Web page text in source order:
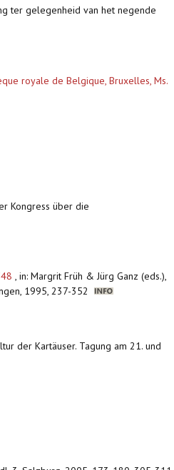
ter gelegenheid van het negende
royale de Belgique, Bruxelles, Ms.
Kongress über die
, in: Margrit Früh & Jürg Ganz (eds.),
1995, 237-352
der Kartäuser. Tagung am 21. und